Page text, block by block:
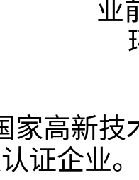
家高新
证企业。